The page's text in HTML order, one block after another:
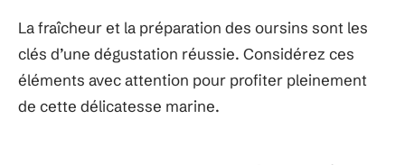
La fraîcheur et la préparation des oursins sont les
clés d’une dégustation réussie. Considérez ces
éléments avec attention pour profiter pleinement
de cette délicatesse marine.